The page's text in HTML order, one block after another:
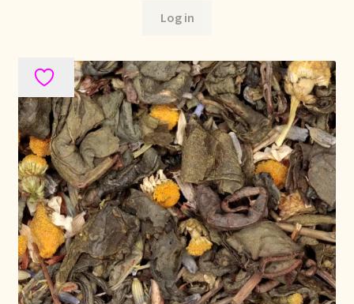
Log in